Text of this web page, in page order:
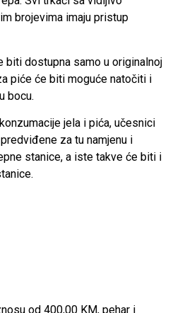
brojevima imaju pristup
biti dostupna samo u originalnoj
piće će biti moguće natočiti i
bocu.
jela i pića, učesnici
za tu namjenu i
stanice, a iste takve će biti i
od 400,00 KM, pehar i